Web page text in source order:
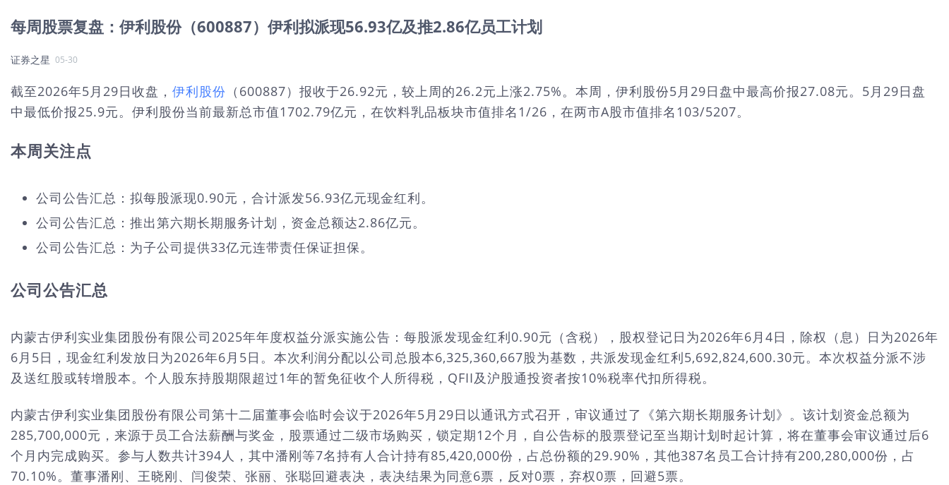
每周股票复盘：伊利股份（600887）伊利拟派现56.93亿及推2.86亿员工计划
证券之星 05-30
截至2026年5月29日收盘， 伊利股份 （600887）报收于26.92元，较上周的26.2元上涨2.75%。本周，伊利股份5月29日盘中最高价报27.08元。5月29日盘
中最低价报25.9元。伊利股份当前最新总市值1702.79亿元，在饮料乳品板块市值排名1/26，在两市A股市值排名103/5207。
本周关注点
公司公告汇总：拟每股派现0.90元，合计派发56.93亿元现金红利。
公司公告汇总：推出第六期长期服务计划，资金总额达2.86亿元。
公司公告汇总：为子公司提供33亿元连带责任保证担保。
公司公告汇总
内蒙古伊利实业集团股份有限公司2025年年度权益分派实施公告：每股派发现金红利0.90元（含税），股权登记日为2026年6月4日，除权（息）日为2026年
6月5日，现金红利发放日为2026年6月5日。本次利润分配以公司总股本6,325,360,667股为基数，共派发现金红利5,692,824,600.30元。本次权益分派不涉
及送红股或转增股本。个人股东持股期限超过1年的暂免征收个人所得税，QFII及沪股通投资者按10%税率代扣所得税。
内蒙古伊利实业集团股份有限公司第十二届董事会临时会议于2026年5月29日以通讯方式召开，审议通过了《第六期长期服务计划》。该计划资金总额为
285,700,000元，来源于员工合法薪酬与奖金，股票通过二级市场购买，锁定期12个月，自公告标的股票登记至当期计划时起计算，将在董事会审议通过后6
个月内完成购买。参与人数共计394人，其中潘刚等7名持有人合计持有85,420,000份，占总份额的29.90%，其他387名员工合计持有200,280,000份，占
70.10%。董事潘刚、王晓刚、闫俊荣、张丽、张聪回避表决，表决结果为同意6票，反对0票，弃权0票，回避5票。